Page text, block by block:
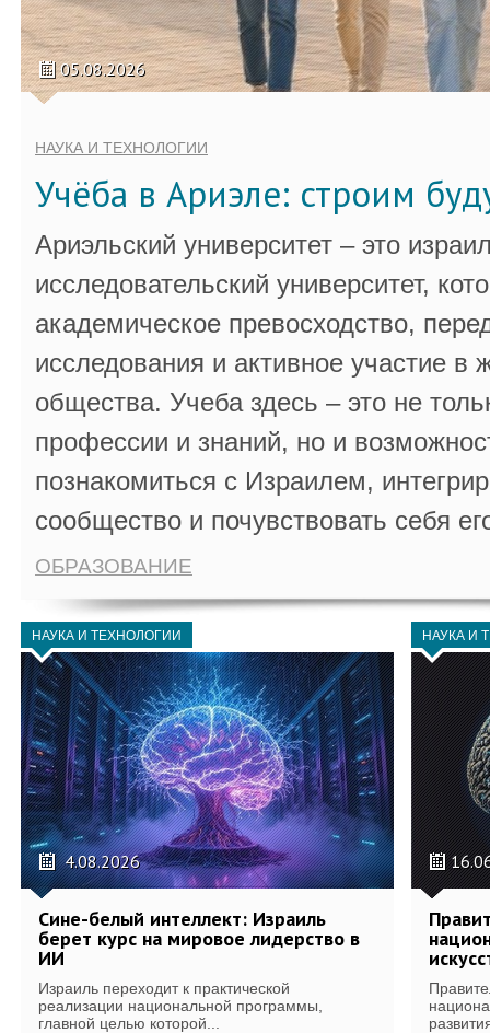
05.08.2026
НАУКА И ТЕХНОЛОГИИ
Учёба в Ариэле: строим
Ариэльский университет – это
исследовательский университет,
академическое превосходство,
исследования и активное участие в
общества. Учеба здесь – это не
профессии и знаний, но и
познакомиться с Израилем,
сообщество и почувствовать себя
ОБРАЗОВАНИЕ
НАУКА И ТЕХНОЛОГИИ
4.08.2026
Сине-белый интеллект: Израиль
берет курс на мировое лидерство в
ИИ
Израиль переходит к практической
реализации национальной программы,
главной целью которой...
НАУКА И